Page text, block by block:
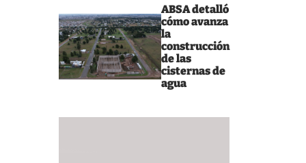
ABSA detalló
cómo avanza
la
construcción
de las
cisternas de
agua